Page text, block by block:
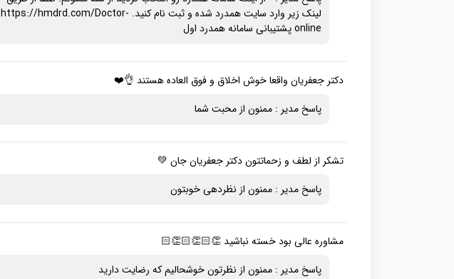
لینک زیر وارد سایت همدرد شده و ثبت نام کنید. https://hmdrd.com/Doctor-
online پشتیبانی سامانه همدرد اول
دکتر جعفریان واقعا خوش اخلاق و فوق العاده هستند 👌❤️
پاسخ مدیر : ممنون از محبت شما
تشکر از لطف و زحماتتون دکتر جعفریان جان 💚
پاسخ مدیر : ممنون از نظردهی خوبتون
مشاوره عالی بود خسته نباشید 👏🏻👏🏻👏🏻
پاسخ مدیر : ممنون از نظرتون خوشحالیم که رضایت دارید